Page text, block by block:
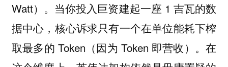
Watt）。当你投入巨资建起一座 1 吉瓦的数
据中心，核心诉求只有一个在单位能耗下榨
取最多的 Token（因为 Token 即营收）。在